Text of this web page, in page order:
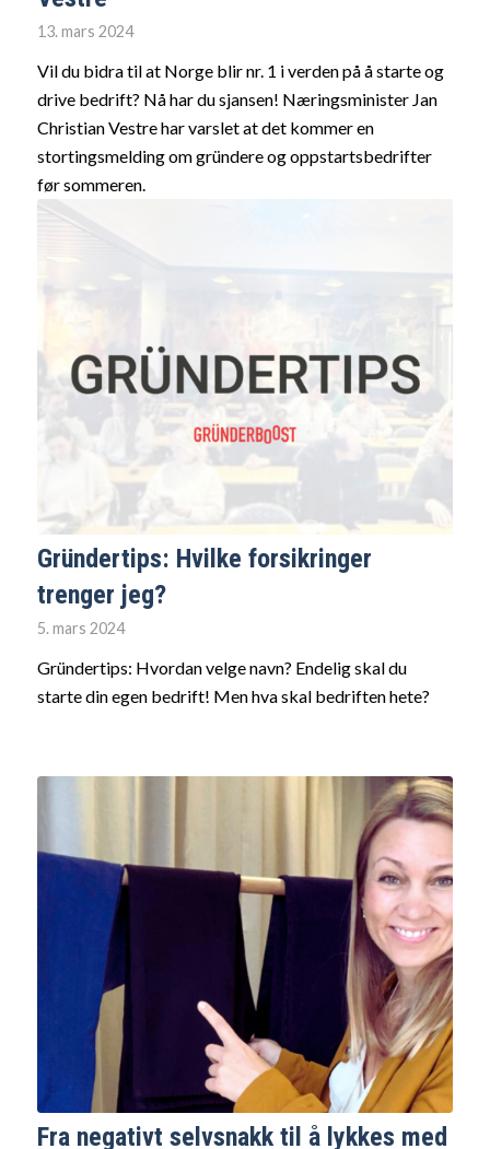
13. mars 2024
Vil du bidra til at Norge blir nr. 1 i verden på å starte og
drive bedrift? Nå har du sjansen! Næringsminister Jan
Christian Vestre har varslet at det kommer en
stortingsmelding om gründere og oppstartsbedrifter
før sommeren.
Gründertips: Hvilke forsikringer
trenger jeg?
5. mars 2024
Gründertips: Hvordan velge navn? Endelig skal du
starte din egen bedrift! Men hva skal bedriften hete?
Fra negativt selvsnakk til å lykkes med